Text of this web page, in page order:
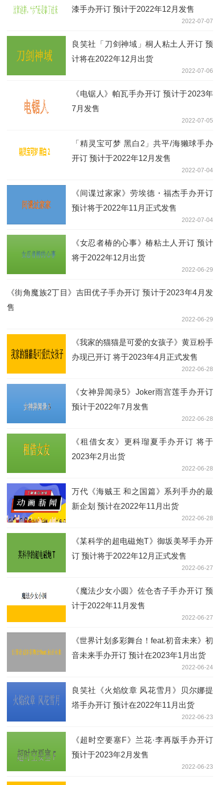
漆手办开订 预计于2022年12月发售
2022-07-07
良笑社「刀剑神域」桐人粘土人开订 预
计将在2022年12月出货
2022-07-06
《电锯人》帕瓦手办开订 预计于2023年
7月发售
2022-07-05
「精灵宝可梦 黑白2」共平/海獭球手办
开订 预计于2022年12月发售
2022-07-04
《间谍过家家》劳埃德・福杰手办开订
预计将于2022年11月正式发售
2022-07-04
《女忍者椿的心事》椿粘土人开订 预计
将于2022年12月出货
2022-06-29
《街角魔族2丁目》吉田优子手办开订 预计于2023年4月发
售
2022-06-29
《我家的猫猫是可爱的女孩子》黄豆粉手
办现已开订 将于2023年4月正式发售
2022-06-28
《女神异闻录5》Joker雨宫莲手办开订
预计于2022年7月发售
2022-06-28
《租借女友》更科瑠夏手办开订 将于
2023年2月出货
2022-06-28
万代《海贼王 和之国篇》系列手办的最
新企划 预计在2022年11月出货
2022-06-28
《某科学的超电磁炮T》御坂美琴手办开
订 预计将于2022年12月正式发售
2022-06-27
《魔法少女小圆》佐仓杏子手办开订 预
计于2022年11月发售
2022-06-27
《世界计划多彩舞台！feat.初音未来》初
音未来手办开订 预计在2023年1月出货
2022-06-24
良笑社《火焰纹章 风花雪月》贝尔娜提
塔手办开订 预计在2022年11月出货
2022-06-23
《超时空要塞F》兰花·李再版手办开订
预计于2023年2月发售
2022-06-23